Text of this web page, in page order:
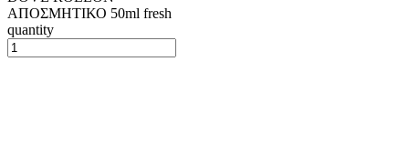
ΑΠΟΣΜΗΤΙΚΟ 50ml fresh
quantity